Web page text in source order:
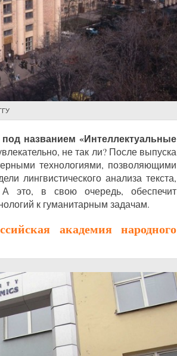
названием «Интеллектуальные
не так ли? После выпуска
технологиями, позволяющими
лингвистического анализа текста,
А это, в свою очередь, обеспечит
к гуманитарным задачам.
академия народного